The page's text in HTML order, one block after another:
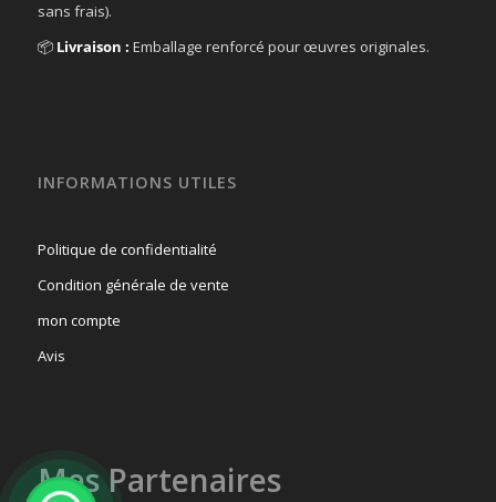
sans frais).
📦 Livraison : Emballage renforcé pour œuvres originales.
INFORMATIONS UTILES
Politique de confidentialité
Condition générale de vente
mon compte
Avis
Mes Partenaires